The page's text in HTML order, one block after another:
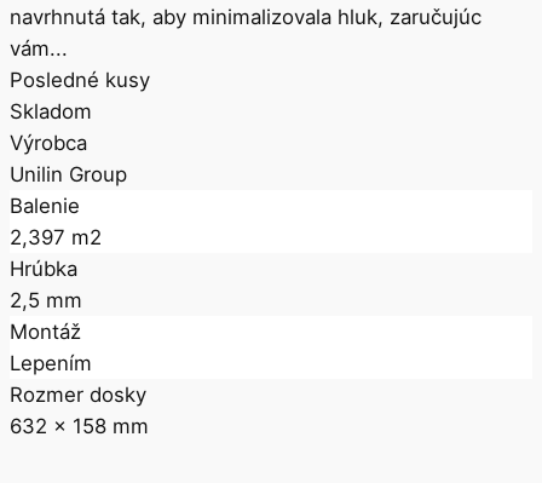
navrhnutá tak, aby minimalizovala hluk, zaručujúc
vám...
Posledné kusy
Skladom
Výrobca
Unilin Group
Balenie
2,397 m2
Hrúbka
2,5 mm
Montáž
Lepením
Rozmer dosky
632 x 158 mm